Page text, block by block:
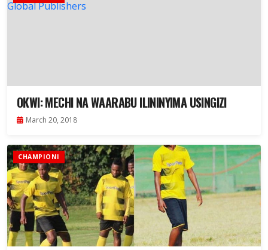
OKWI: MECHI NA WAARABU ILININYIMA USINGIZI
March 20, 2018
CHAMPIONI